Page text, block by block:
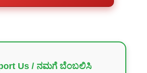
Us / ನಮಗೆ ಬೆಂಬಲಿಸಿ